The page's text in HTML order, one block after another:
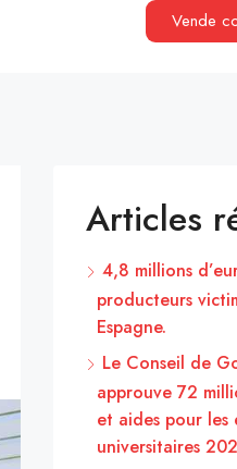
Vende
Articles
4,8 millions
producteurs
Espagne.
Le Conseil de
approuve 72
et aides pour les
universitaires